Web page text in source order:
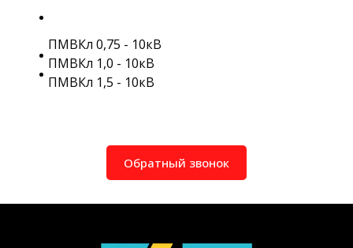
ПМВКл 0,75 - 10кВ
ПМВКл 1,0 - 10кВ
ПМВКл 1,5 - 10кВ
Обратный звонок